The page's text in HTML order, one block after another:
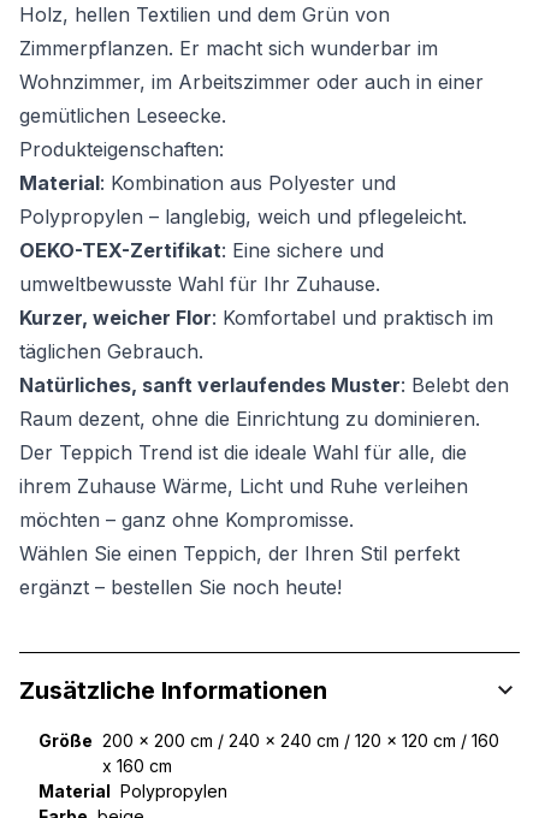
Holz, hellen Textilien und dem Grün von
Zimmerpflanzen. Er macht sich wunderbar im
Wohnzimmer, im Arbeitszimmer oder auch in einer
gemütlichen Leseecke.
Produkteigenschaften:
Material: Kombination aus Polyester und
Polypropylen – langlebig, weich und pflegeleicht.
OEKO-TEX-Zertifikat: Eine sichere und
umweltbewusste Wahl für Ihr Zuhause.
Kurzer, weicher Flor: Komfortabel und praktisch im
täglichen Gebrauch.
Natürliches, sanft verlaufendes Muster: Belebt den
Raum dezent, ohne die Einrichtung zu dominieren.
Der Teppich Trend ist die ideale Wahl für alle, die
ihrem Zuhause Wärme, Licht und Ruhe verleihen
möchten – ganz ohne Kompromisse.
Wählen Sie einen Teppich, der Ihren Stil perfekt
ergänzt – bestellen Sie noch heute!
Zusätzliche Informationen
Größe 200 x 200 cm / 240 x 240 cm / 120 x 120 cm / 160
x 160 cm
Material Polypropylen